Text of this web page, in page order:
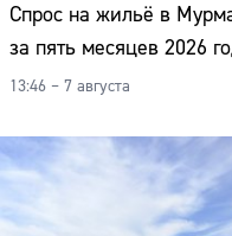
Спрос на жильё в
за пять месяцев 2026
13:46 – 7 августа